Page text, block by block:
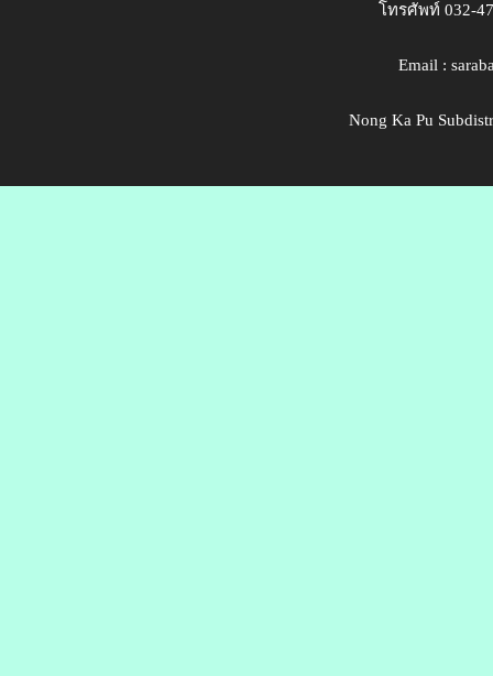
โทรศัพท์ 032-
Email :
Nong Ka Pu